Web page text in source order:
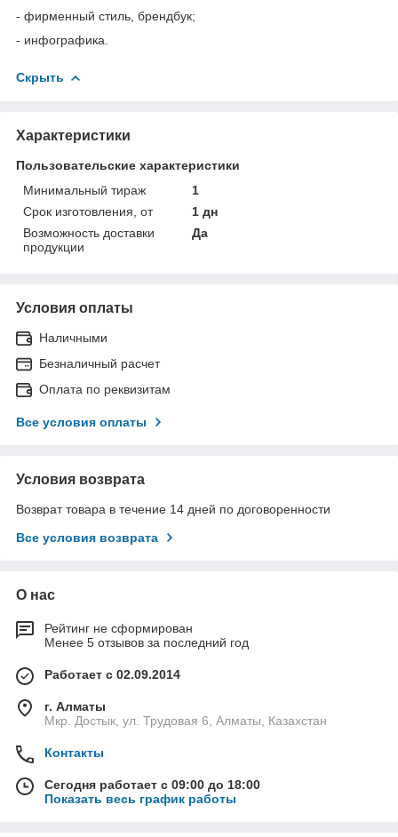
- фирменный стиль, брендбук;
- инфографика.
Скрыть
Характеристики
Пользовательские характеристики
Минимальный тираж
1
Срок изготовления, от
1 дн
Возможность доставки
продукции
Да
Условия оплаты
Наличными
Безналичный расчет
Оплата по реквизитам
Все условия оплаты
Условия возврата
Возврат товара в течение 14 дней по договоренности
Все условия возврата
О нас
Рейтинг не сформирован
Менее 5 отзывов за последний год
Работает с 02.09.2014
г. Алматы
Мкр. Достык, ул. Трудовая 6, Алматы, Казахстан
Контакты
Сегодня работает с 09:00 до 18:00
Показать весь график работы